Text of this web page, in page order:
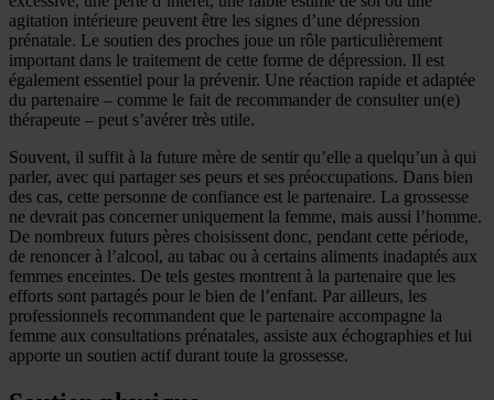
agitation intérieure peuvent être les signes d’une dépression
prénatale. Le soutien des proches joue un rôle particulièrement
important dans le traitement de cette forme de dépression. Il est
également essentiel pour la prévenir. Une réaction rapide et adaptée
du partenaire – comme le fait de recommander de consulter un(e)
thérapeute – peut s’avérer très utile.
Souvent, il suffit à la future mère de sentir qu’elle a quelqu’un à qui
parler, avec qui partager ses peurs et ses préoccupations. Dans bien
des cas, cette personne de confiance est le partenaire. La grossesse
ne devrait pas concerner uniquement la femme, mais aussi l’homme.
De nombreux futurs pères choisissent donc, pendant cette période,
de renoncer à l’alcool, au tabac ou à certains aliments inadaptés aux
femmes enceintes. De tels gestes montrent à la partenaire que les
efforts sont partagés pour le bien de l’enfant. Par ailleurs, les
professionnels recommandent que le partenaire accompagne la
femme aux consultations prénatales, assiste aux échographies et lui
apporte un soutien actif durant toute la grossesse.